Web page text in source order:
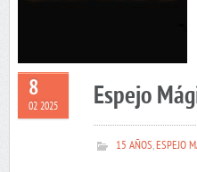
8
02 2025 Espejo
15 AÑOS,ESPEJO